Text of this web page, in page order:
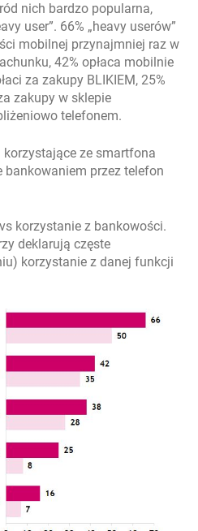
nich bardzo popularna,
user”. 66% „heavy userów”
mobilnej przynajmniej raz w
42% opłaca mobilnie
za zakupy BLIKIEM, 25%
zakupy w sklepie
telefonem.
korzystające ze smartfona
bankowaniem przez telefon
korzystanie z bankowości.
deklarują częste
korzystanie z danej funkcji